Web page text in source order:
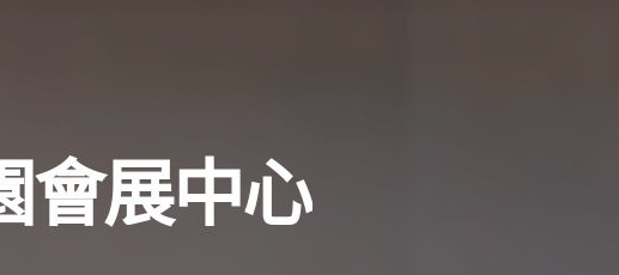
會展中心